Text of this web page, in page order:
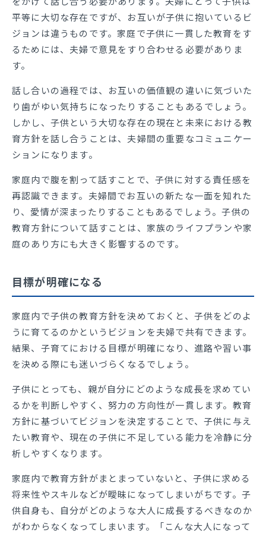
平等に大切な存在ですが、お互いが子供に抱いているビ
ジョンは違うものです。家庭で子供に一貫した教育をす
るためには、夫婦で意見をすり合わせる必要がありま
す。
話し合いの過程では、お互いの価値観の違いに気づいた
り歯がゆい気持ちになったりすることもあるでしょう。
しかし、子供という大切な存在の現在と未来における教
育方針を話し合うことは、夫婦間の重要なコミュニケー
ションになります。
家庭内で腹を割って話すことで、子供に対する責任感を
再認識できます。夫婦間でお互いの新たな一面を知れた
り、愛情が深まったりすることもあるでしょう。子供の
教育方針について話すことは、家族のライフプランや家
庭のあり方にも大きく影響するのです。
目標が明確になる
家庭内で子供の教育方針を決めておくと、子供をどのよ
うに育てるのかというビジョンを夫婦で共有できます。
結果、子育てにおける目標が明確になり、進路や習い事
を決める際にも迷いづらくなるでしょう。
子供にとっても、親が自分にどのような成長を求めてい
るかを判断しやすく、努力の方向性が一貫します。教育
方針に基づいてビジョンを決定することで、子供に与え
たい教育や、現在の子供に不足している能力を冷静に分
析しやすくなります。
家庭内で教育方針がまとまっていないと、子供に求める
将来性やスキルなどが曖昧になってしまいがちです。子
供自身も、自分がどのような大人に成長するべきなのか
がわからなくなってしまいます。「こんな大人になって